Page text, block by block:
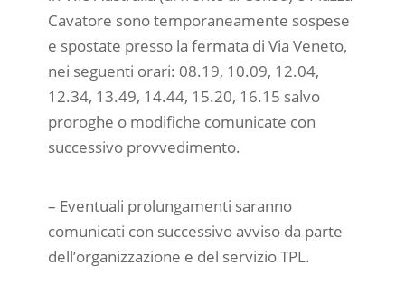
Cavatore sono temporaneamente sospese
e spostate presso la fermata di Via Veneto,
nei seguenti orari: 08.19, 10.09, 12.04,
12.34, 13.49, 14.44, 15.20, 16.15 salvo
proroghe o modifiche comunicate con
successivo provvedimento.
– Eventuali prolungamenti saranno
comunicati con successivo avviso da parte
dell’organizzazione e del servizio TPL.